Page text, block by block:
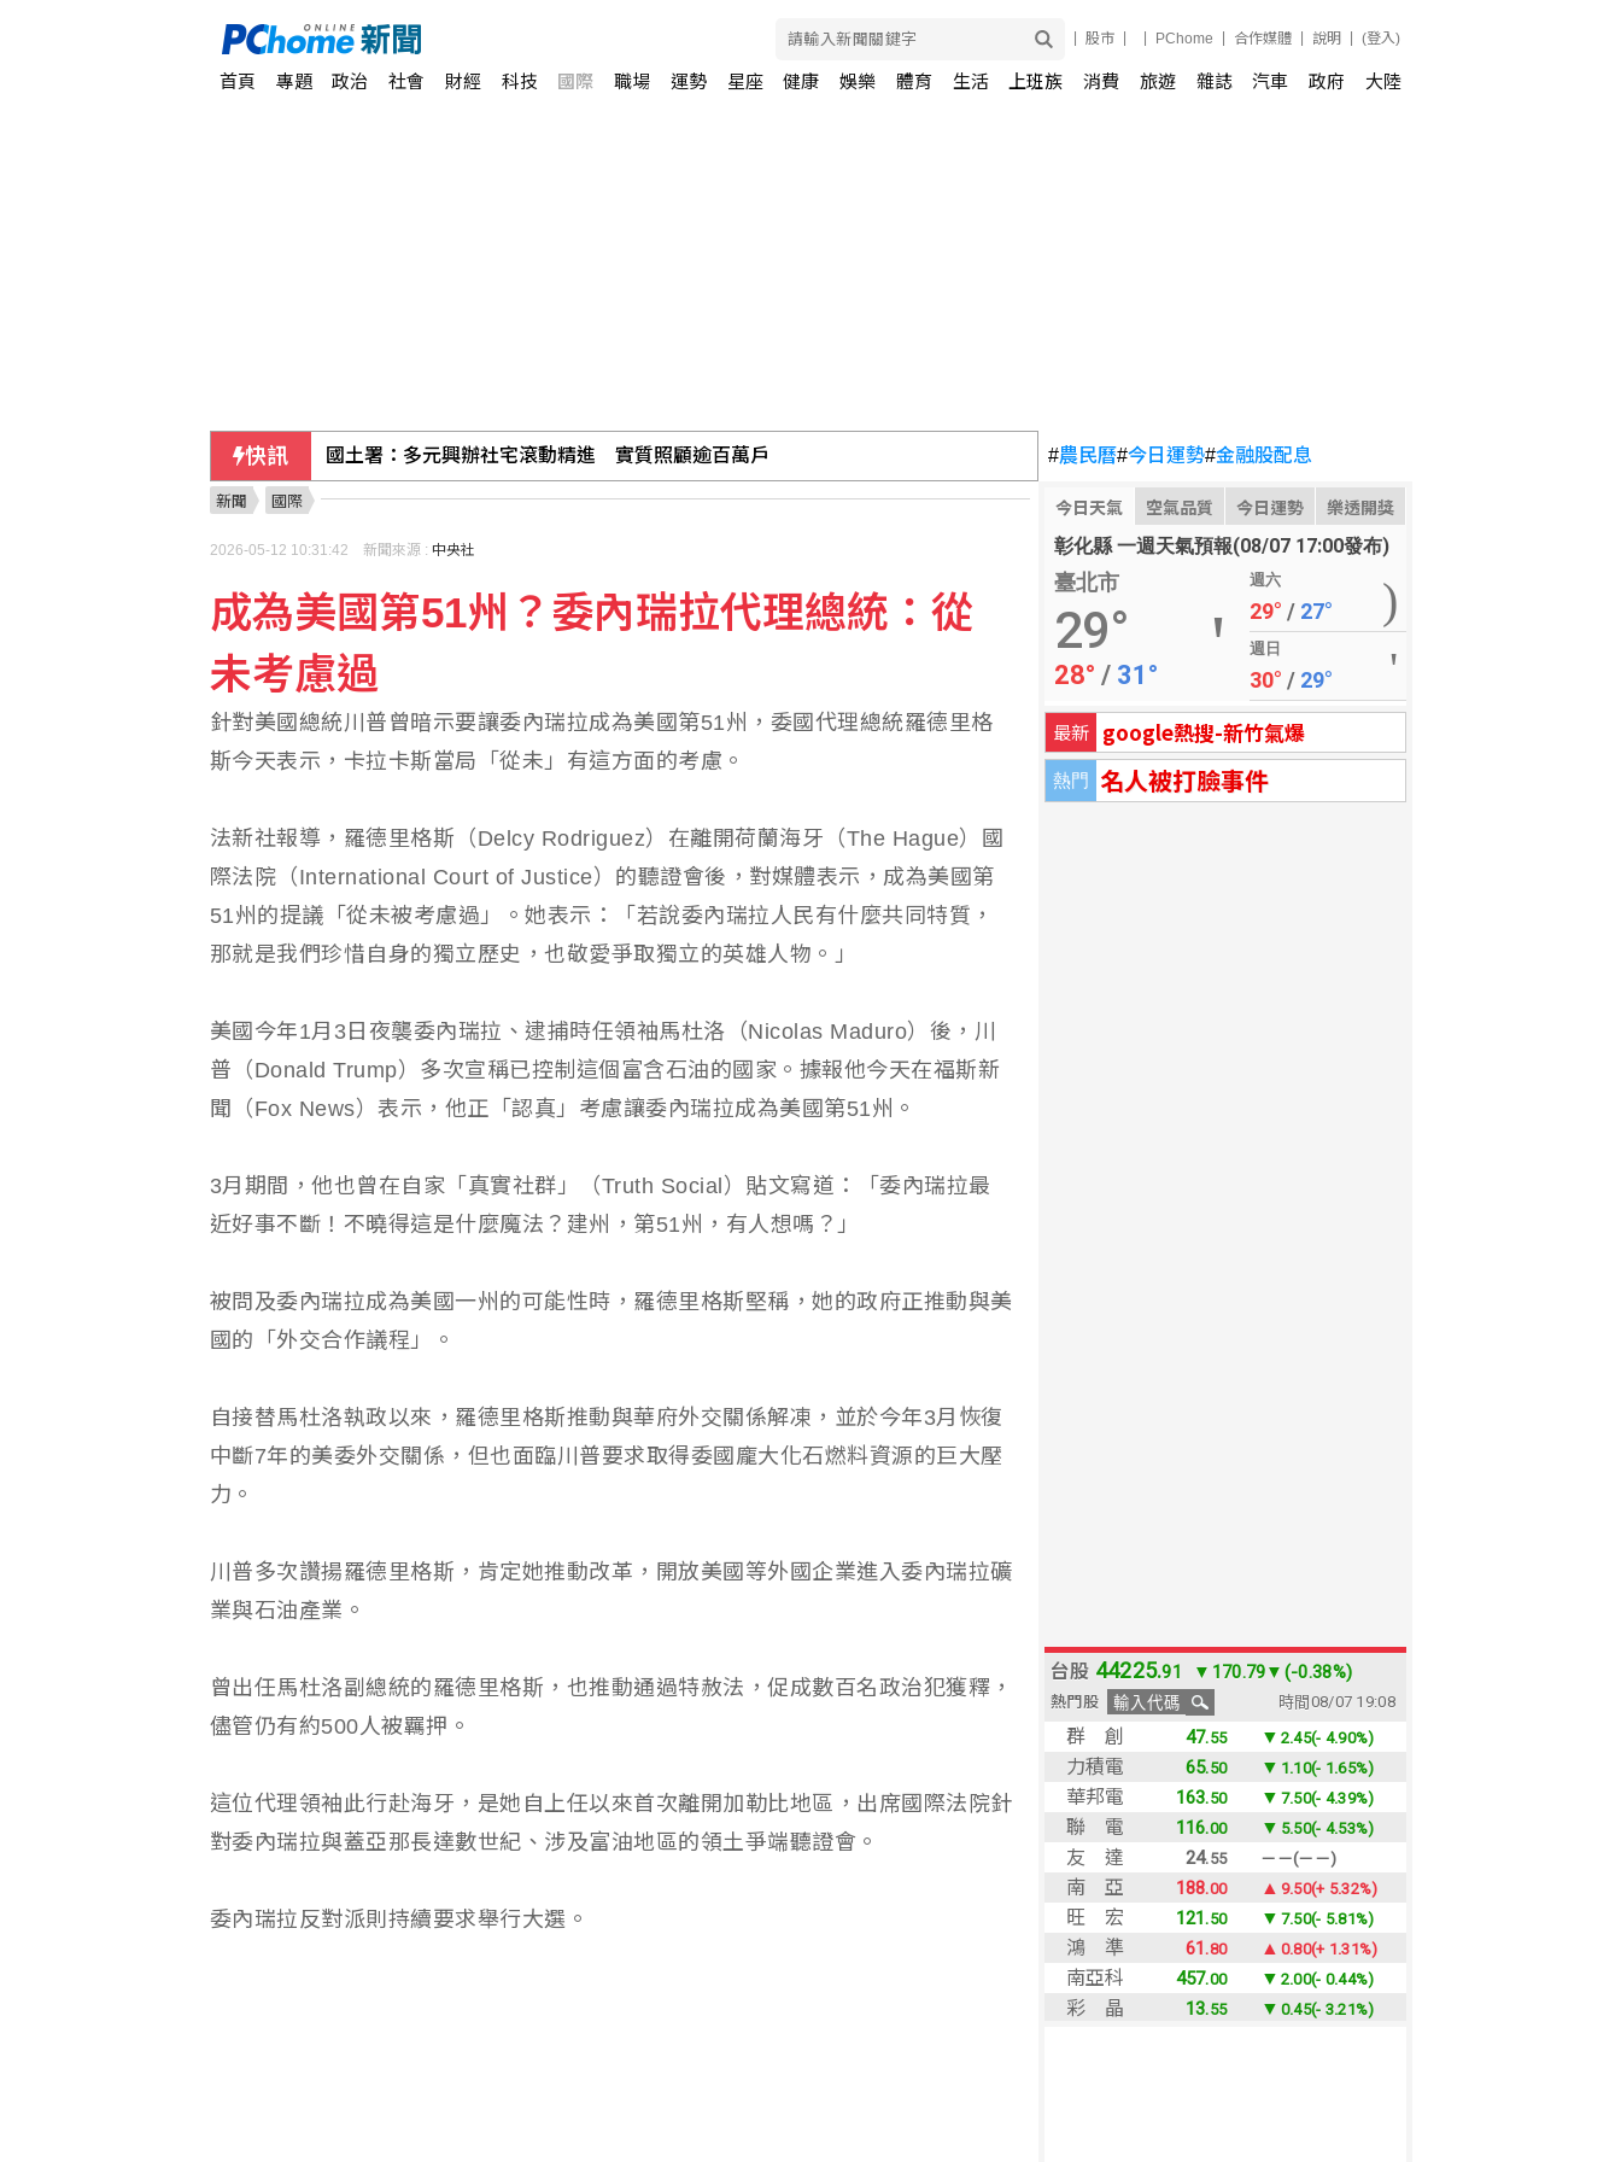
股市 PChome 合作媒體 說明 (登入)
首頁 專題 政治 社會 財經 科技 國際 職場 運勢 星座 健康 娛樂 體育 生活 上班族 消費 旅遊 雜誌 汽車 政府 大陸
快訊
父親節將至 考試院家庭日走航海風參與人數破紀錄
萊茵河水位創新低 長毛象骨骸、納粹沉船全都露
#農民曆#今日運勢#金融股配息
今日天氣 空氣品質 今日運勢 樂透開獎
彰化縣 一週天氣預報(08/07 17:00發布)
臺北市
29°
28° / 31°
週六
29° / 27°
週日
30° / 29°
最新 google熱搜-新竹氣爆
熱門 名人被打臉事件
新聞 國際
2026-05-12 10:31:42 新聞來源 : 中央社
成為美國第51州？委內瑞拉代理總統：從
未考慮過
針對美國總統川普曾暗示要讓委內瑞拉成為美國第51州，委國代理總統羅德里格
斯今天表示，卡拉卡斯當局「從未」有這方面的考慮。
法新社報導，羅德里格斯（Delcy Rodriguez）在離開荷蘭海牙（The Hague）國
際法院（International Court of Justice）的聽證會後，對媒體表示，成為美國第
51州的提議「從未被考慮過」。她表示：「若說委內瑞拉人民有什麼共同特質，
那就是我們珍惜自身的獨立歷史，也敬愛爭取獨立的英雄人物。」
美國今年1月3日夜襲委內瑞拉、逮捕時任領袖馬杜洛（Nicolas Maduro）後，川
普（Donald Trump）多次宣稱已控制這個富含石油的國家。據報他今天在福斯新
聞（Fox News）表示，他正「認真」考慮讓委內瑞拉成為美國第51州。
3月期間，他也曾在自家「真實社群」（Truth Social）貼文寫道：「委內瑞拉最
近好事不斷！不曉得這是什麼魔法？建州，第51州，有人想嗎？」
被問及委內瑞拉成為美國一州的可能性時，羅德里格斯堅稱，她的政府正推動與美
國的「外交合作議程」。
自接替馬杜洛執政以來，羅德里格斯推動與華府外交關係解凍，並於今年3月恢復
中斷7年的美委外交關係，但也面臨川普要求取得委國龐大化石燃料資源的巨大壓
力。
川普多次讚揚羅德里格斯，肯定她推動改革，開放美國等外國企業進入委內瑞拉礦
業與石油產業。
曾出任馬杜洛副總統的羅德里格斯，也推動通過特赦法，促成數百名政治犯獲釋，
儘管仍有約500人被羈押。
這位代理領袖此行赴海牙，是她自上任以來首次離開加勒比地區，出席國際法院針
對委內瑞拉與蓋亞那長達數世紀、涉及富油地區的領土爭端聽證會。
委內瑞拉反對派則持續要求舉行大選。